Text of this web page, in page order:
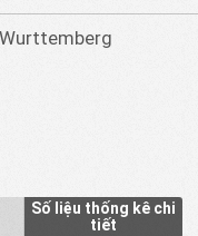
Số liệu thống kê chi
tiết